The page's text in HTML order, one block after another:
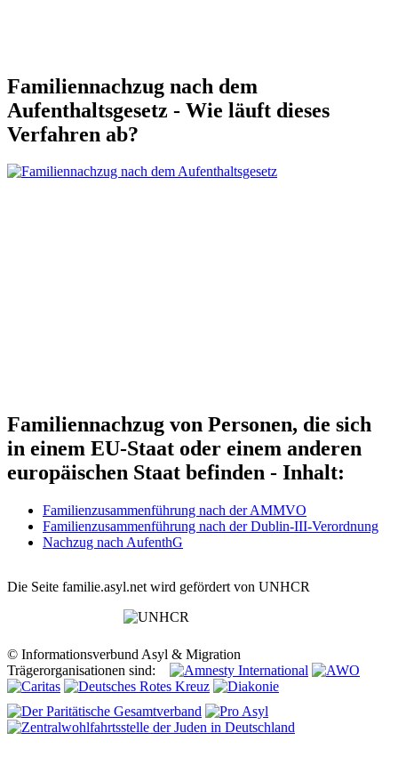
Familiennachzug nach dem
Aufenthaltsgesetz - Wie läuft dieses
Verfahren ab?
Familiennachzug von Personen, die sich
in einem EU-Staat oder einem anderen
europäischen Staat befinden - Inhalt:
Familienzusammenführung nach der AMMVO
Familienzusammenführung nach der Dublin-III-Verordnung
Nachzug nach AufenthG
Die Seite familie.asyl.net wird gefördert von UNHCR
© Informationsverbund Asyl & Migration
Trägerorganisationen sind: